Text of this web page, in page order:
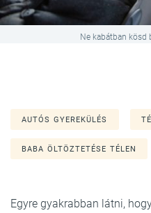
Ne kabátban kösd
AUTÓS GYEREKÜLÉS
BABA ÖLTÖZTETÉSE TÉLEN
Egyre gyakrabban látni,